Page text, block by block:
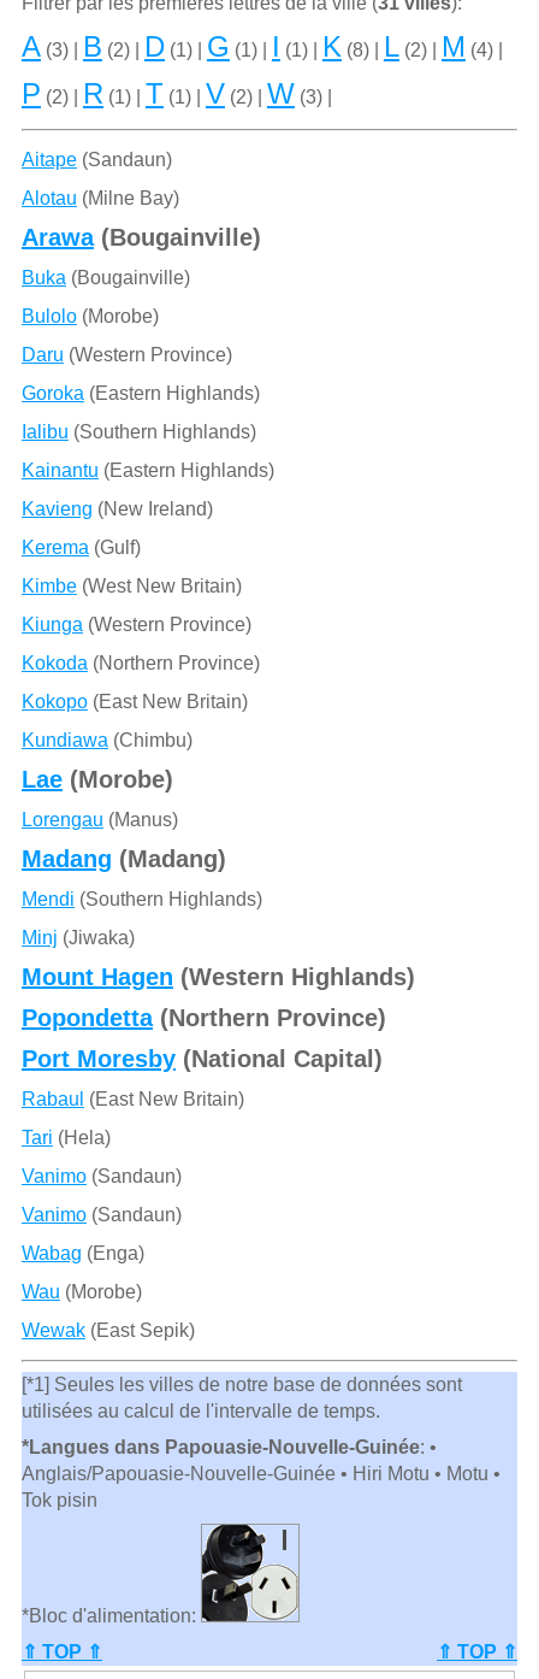
A(3) | B (2) | D(1) | G (1) | I (1) | K (8) | L(2) | M (4) |
P (2) | R (1) | T (1) | V (2) | W (3) |
Aitape(Sandaun)
Alotau (Milne Bay)
Arawa(Bougainville)
Buka (Bougainville)
Bulolo(Morobe)
Daru (Western Province)
Goroka (Eastern Highlands)
Ialibu (Southern Highlands)
Kainantu (Eastern Highlands)
Kavieng (New Ireland)
Kerema (Gulf)
Kimbe(West New Britain)
Kiunga (Western Province)
Kokoda (Northern Province)
Kokopo(East New Britain)
Kundiawa (Chimbu)
Lae(Morobe)
Lorengau (Manus)
Madang (Madang)
Mendi (Southern Highlands)
Minj (Jiwaka)
Mount Hagen (Western Highlands)
Popondetta(Northern Province)
Port Moresby(National Capital)
Rabaul (East New Britain)
Tari (Hela)
Vanimo(Sandaun)
Vanimo(Sandaun)
Wabag (Enga)
Wau (Morobe)
Wewak(East Sepik)
[*1] Seules les villes de notre base de données sont
utilisées au calcul de l'intervalle de temps.
*Langues dans Papouasie-Nouvelle-Guinée: •
Anglais/Papouasie-Nouvelle-Guinée • Hiri Motu • Motu •
Tok pisin
*Bloc d'alimentation:
⇑ TOP ⇑
⇑ TOP ⇑